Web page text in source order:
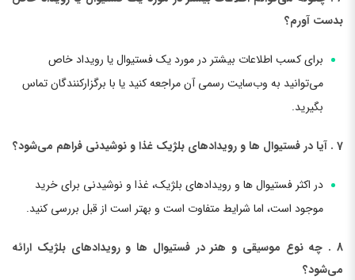
بدست آورم؟
برای کسب اطلاعات بیشتر در مورد یک فستیوال یا رویداد خاص
می‌توانید به وب‌سایت رسمی آن مراجعه کنید یا با برگزارکنندگان تماس
بگیرید.
7 . آیا در فستیوال ها و رویدادهای بلژیک غذا و نوشیدنی فراهم می‌شود؟
در اکثر فستیوال ها و رویدادهای بلژیک، غذا و نوشیدنی برای خرید
موجود است، اما شرایط متفاوت است و بهتر است از قبل بررسی کنید.
8 . چه نوع موسیقی و هنر در فستیوال ها و رویدادهای بلژیک ارائه
می‌شود؟